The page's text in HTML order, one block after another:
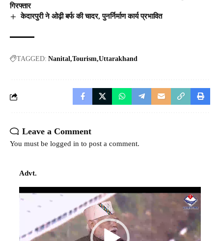
गिरफ्तार
केदारपुरी ने ओढ़ी बर्फ की चादर, पुनर्निर्माण कार्य प्रभावित
TAGGED: Nanital Tourism Uttarakhand
Leave a Comment
You must be logged in to post a comment.
Advt.
Video